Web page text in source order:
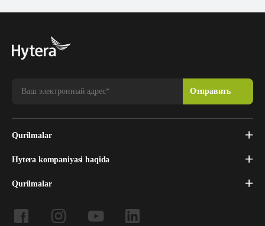
Qurilmalar
Hytera kompaniyasi haqida
Qurilmalar